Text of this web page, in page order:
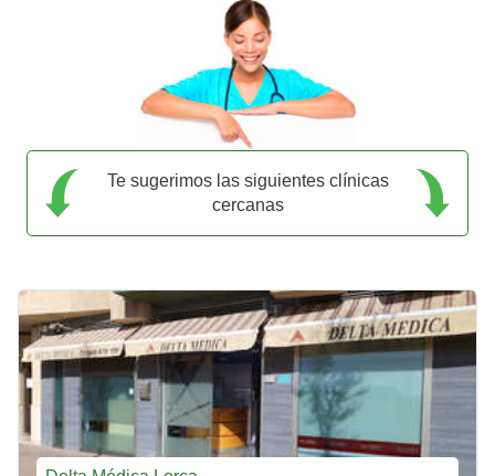
Te sugerimos las siguientes clínicas
cercanas